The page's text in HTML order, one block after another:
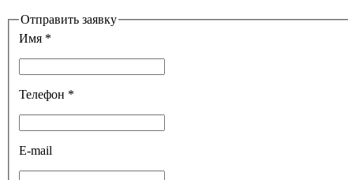
Отправить заявку
Имя *
Телефон *
E-mail